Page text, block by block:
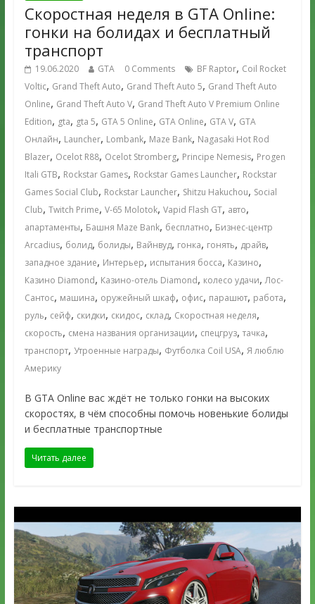
Скоростная неделя в GTA Online:
гонки на болидах и бесплатный
транспорт
19.06.2020 GTA 0 Comments BF Raptor, Coil Rocket
Voltic, Grand Theft Auto, Grand Theft Auto 5, Grand Theft Auto
Online, Grand Theft Auto V, Grand Theft Auto V Premium Online
Edition, gta, gta 5, GTA 5 Online, GTA Online, GTA V, GTA
Онлайн, Launcher, Lombank, Maze Bank, Nagasaki Hot Rod
Blazer, Ocelot R88, Ocelot Stromberg, Principe Nemesis, Progen
Itali GTB, Rockstar Games, Rockstar Games Launcher, Rockstar
Games Social Club, Rockstar Launcher, Shitzu Hakuchou, Social
Club, Twitch Prime, V-65 Molotok, Vapid Flash GT, авто,
апартаменты, Башня Maze Bank, бесплатно, Бизнес-центр
Arcadius, болид, болиды, Вайнвуд, гонка, гонять, драйв,
западное здание, Интерьер, испытания босса, Казино,
Казино Diamond, Казино-отель Diamond, колесо удачи,Лос-
Сантос, машина, оружейный шкаф, офис, парашют, работа,
руль, сейф, скидки, скидос, склад, Скоростная неделя,
скорость, смена названия организации, спецгруз, тачка,
транспорт, Утроенные награды, Футболка Coil USA, Я люблю
Америку
В GTA Online вас ждёт не только гонки на высоких
скоростях, в чём способны помочь новенькие болиды
и бесплатные транспортные
Читать далее